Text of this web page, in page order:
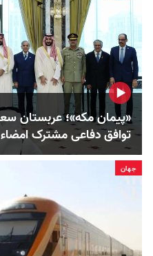
«پیمان مکه»؛ عربستان
توافق دفاعی مشترک امضاء
جهان